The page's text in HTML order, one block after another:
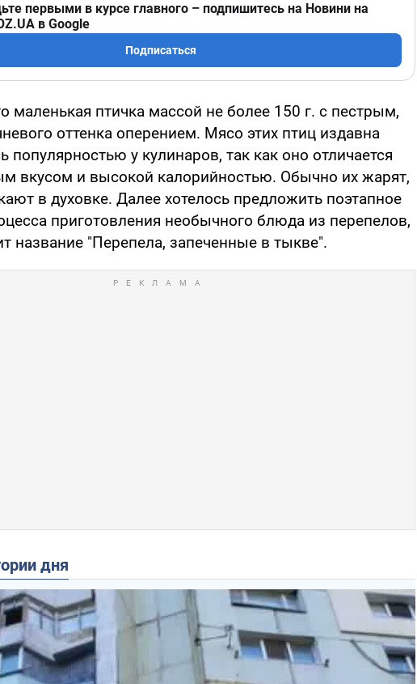
первыми в курсе главного – подпишитесь на Новини на
в Google
Подписаться
маленькая птичка массой не более 150 г. с пестрым,
оттенка оперением. Мясо этих птиц издавна
популярностью у кулинаров, так как оно отличается
вкусом и высокой калорийностью. Обычно их жарят,
в духовке. Далее хотелось предложить поэтапное
приготовления необычного блюда из перепелов,
название "Перепела, запеченные в тыкве".
дня